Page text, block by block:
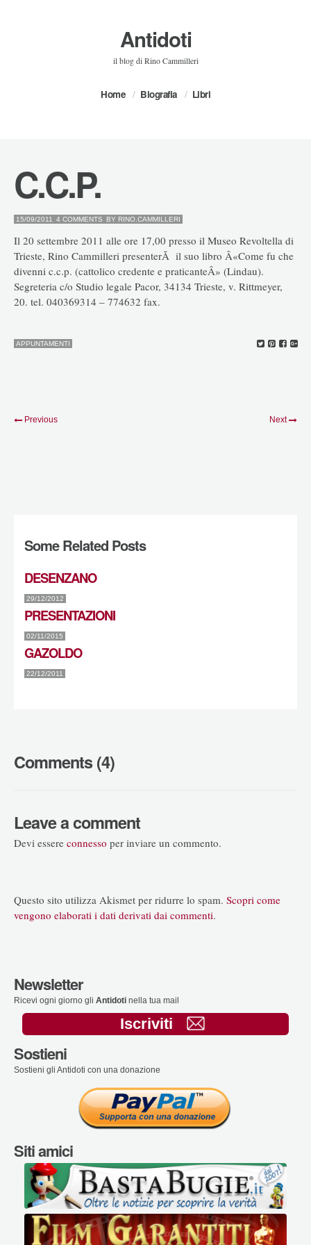
Antidoti
il blog di Rino Cammilleri
Home Biografia Libri
C.C.P.
15/09/2011 4 COMMENTS BY RINO.CAMMILLERI
Il 20 settembre 2011 alle ore 17,00 presso il Museo Revoltella di
Trieste, Rino Cammilleri presenterÃ il suo libro Â«Come fu che
divenni c.c.p. (cattolico credente e praticanteÂ» (Lindau).
Segreteria c/o Studio legale Pacor, 34134 Trieste, v. Rittmeyer,
20. tel. 040369314 – 774632 fax.
APPUNTAMENTI
Previous Next
Some Related Posts
DESENZANO
29/12/2012
PRESENTAZIONI
02/11/2015
GAZOLDO
22/12/2011
Comments (4)
Leave a comment
Devi essere connesso per inviare un commento.
Questo sito utilizza Akismet per ridurre lo spam. Scopri come
vengono elaborati i dati derivati dai commenti.
Newsletter
Ricevi ogni giorno gli Antidoti nella tua mail
Iscriviti
Sostieni
Sostieni gli Antidoti con una donazione
Siti amici